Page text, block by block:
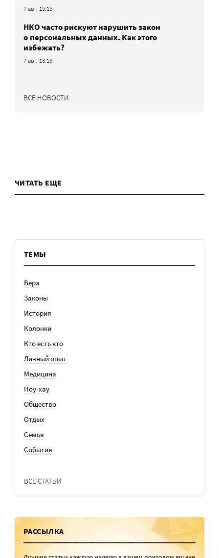
7 авг, 15:15
НКО часто рискуют нарушить закон
о персональных данных. Как этого
избежать?
7 авг, 13:13
ВСЕ НОВОСТИ
ЧИТАТЬ ЕЩЕ
ТЕМЫ
Вера
Законы
История
Колонки
Кто есть кто
Личный опыт
Медицина
Ноу-хау
Общество
Отдых
Семья
События
ВСЕ СТАТЬИ
РАССЫЛКА